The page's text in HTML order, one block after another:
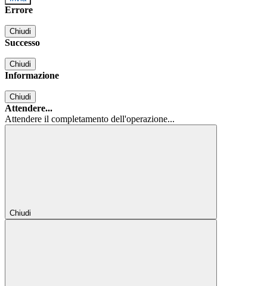
Errore
Chiudi
Successo
Chiudi
Informazione
Chiudi
Attendere...
Attendere il completamento dell'operazione...
Chiudi